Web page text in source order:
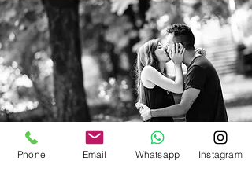
Phone Email Whatsapp Instagram